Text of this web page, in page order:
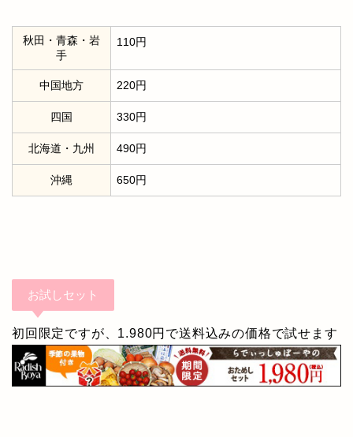
秋田・青森・岩
手
110円
中国地方 220円
四国 330円
北海道・九州 490円
沖縄 650円
お試しセット
初回限定ですが、1.980円で送料込みの価格で試せます